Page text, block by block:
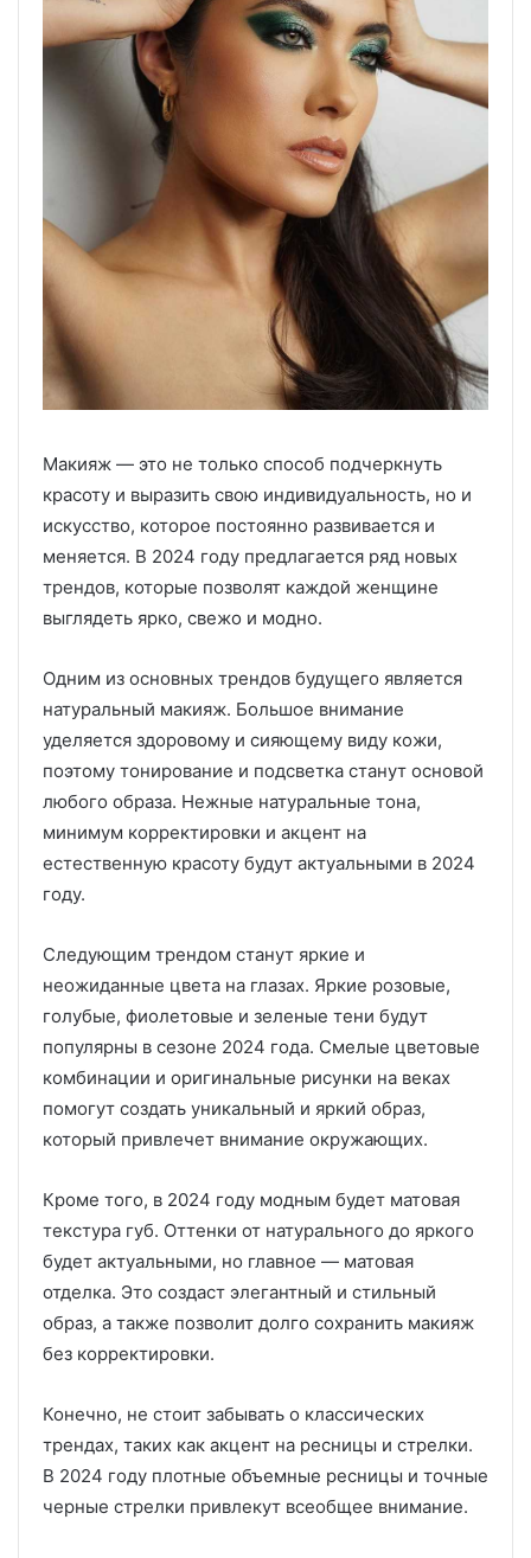
Макияж — это не только способ подчеркнуть
красоту и выразить свою индивидуальность, но и
искусство, которое постоянно развивается и
меняется. В 2024 году предлагается ряд новых
трендов, которые позволят каждой женщине
выглядеть ярко, свежо и модно.
Одним из основных трендов будущего является
натуральный макияж. Большое внимание
уделяется здоровому и сияющему виду кожи,
поэтому тонирование и подсветка станут основой
любого образа. Нежные натуральные тона,
минимум корректировки и акцент на
естественную красоту будут актуальными в 2024
году.
Следующим трендом станут яркие и
неожиданные цвета на глазах. Яркие розовые,
голубые, фиолетовые и зеленые тени будут
популярны в сезоне 2024 года. Смелые цветовые
комбинации и оригинальные рисунки на веках
помогут создать уникальный и яркий образ,
который привлечет внимание окружающих.
Кроме того, в 2024 году модным будет матовая
текстура губ. Оттенки от натурального до яркого
будет актуальными, но главное — матовая
отделка. Это создаст элегантный и стильный
образ, а также позволит долго сохранить макияж
без корректировки.
Конечно, не стоит забывать о классических
трендах, таких как акцент на ресницы и стрелки.
В 2024 году плотные объемные ресницы и точные
черные стрелки привлекут всеобщее внимание.